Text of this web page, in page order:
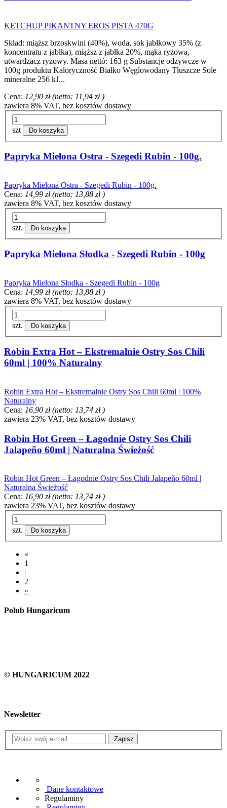
KETCHUP PIKANTNY EROS PISTA 470G
Skład: miąższ brzoskwini (40%), woda, sok jabłkowy 35% (z
koncentratu z jabłka), miąższ z jabłka 20%, mąka ryżowa,
utwardzacz ryżowy. Masa nettó: 163 g Substancje odżywcze w
100g produktu Kaloryczność Białko Węglowodany Tłuszcze Sole
mineralne 256 kJ...
Cena: 12,90 zł (netto: 11,94 zł)
zawiera 8% VAT, bez kosztów dostawy
szt Do koszyka
Papryka Mielona Ostra - Szegedi Rubin - 100g.
Papryka Mielona Ostra - Szegedi Rubin - 100g.
Cena: 14,99 zł (netto: 13,88 zł)
zawiera 8% VAT, bez kosztów dostawy
szt. Do koszyka
Papryka Mielona Słodka - Szegedi Rubin - 100g
Papryka Mielona Słodka - Szegedi Rubin - 100g
Cena: 14,99 zł (netto: 13,88 zł)
zawiera 8% VAT, bez kosztów dostawy
szt. Do koszyka
Robin Extra Hot – Ekstremalnie Ostry Sos Chili
60ml | 100% Naturalny
Robin Extra Hot – Ekstremalnie Ostry Sos Chili 60ml | 100%
Naturalny
Cena: 16,90 zł (netto: 13,74 zł)
zawiera 23% VAT, bez kosztów dostawy
Robin Hot Green – Łagodnie Ostry Sos Chili
Jalapeño 60ml | Naturalna Świeżość
Robin Hot Green – Łagodnie Ostry Sos Chili Jalapeño 60ml |
Naturalna Świeżość
Cena: 16,90 zł (netto: 13,74 zł)
zawiera 23% VAT, bez kosztów dostawy
szt. Do koszyka
«
1
|
2
»
Polub Hungaricum
© HUNGARICUM 2022
Newsletter
Zapisz
Dane kontaktowe
Regulaminy